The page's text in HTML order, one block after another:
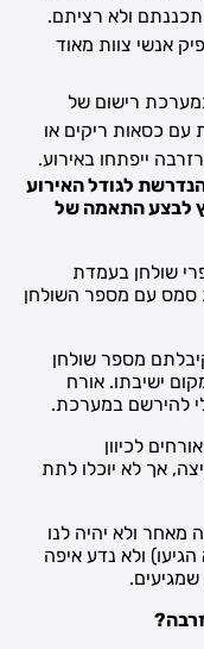
ולא רציתם.
אנשי צוות מאוד
רישום של
עם כסאות ריקים או
ייפתחו באירוע.
לגודל האירוע
לבצע התאמה של
שולחן בעמדת
סמס עם מספר השולחן
מספר שולחן
ישיבתו. אורח
להירשם במערכת.
לכיוון
אך לא יוכלו לתת
מאחר ולא יהיה לנו
ולא נדע איפה